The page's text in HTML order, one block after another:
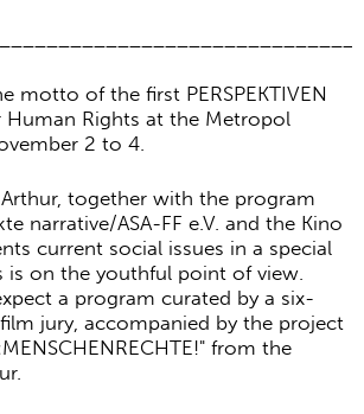
motto of the first PERSPEKTIVEN
Human Rights at the Metropol
2 to 4.
together with the program
narrative/ASA-FF e.V. and the Kino
current social issues in a special
is on the youthful point of view.
a program curated by a six-
jury, accompanied by the project
from the